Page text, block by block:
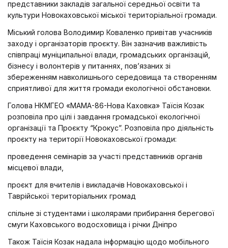
представники закладів загальної середньої освіти та
культури Новокаховської міської територіальної громади.
Міський голова Володимир Коваленко привітав учасників
заходу і організаторів проєкту. Він зазначив важливість
співпраці муніципальної влади, громадських організацій,
бізнесу і волонтерів у питаннях, пов’язаних зі
збереженням навколишнього середовища та створенням
сприятливої для життя громади екологічної обстановки.
Голова НКМГЕО «МАМА-86-Нова Каховка» Таїсія Козак
розповіла про цілі і завдання громадської екологічної
організації та Проєкту “Крокус”. Розповіла про діяльність
проєкту на території Новокаховської громади:
проведення семінарів за участі представників органів
місцевої влади,
проєкт для вчителів і викладачів Новокаховської і
Таврійської територіальних громад
спільне зі студентами і школярами прибирання берегової
смуги Каховського водосховища і річки Дніпро
Також Таїсія Козак надала інформацію щодо мобільного